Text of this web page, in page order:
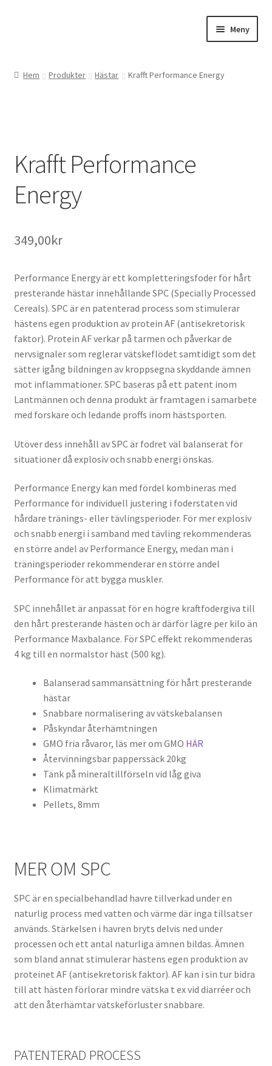
Meny
Kontakta oss
Hem Produkter Hästar Krafft Performance Energy
Krafft Performance
Energy
349,00kr
Performance Energy är ett kompletteringsfoder för hårt
presterande hästar innehållande SPC (Specially Processed
Cereals). SPC är en patenterad process som stimulerar
hästens egen produktion av protein AF (antisekretorisk
faktor). Protein AF verkar på tarmen och påverkar de
nervsignaler som reglerar vätskeflödet samtidigt som det
sätter igång bildningen av kroppsegna skyddande ämnen
mot inflammationer. SPC baseras på ett patent inom
Lantmännen och denna produkt är framtagen i samarbete
med forskare och ledande proffs inom hästsporten.
Utöver dess innehåll av SPC är fodret väl balanserat för
situationer då explosiv och snabb energi önskas.
Performance Energy kan med fördel kombineras med
Performance för individuell justering i foderstaten vid
hårdare tränings- eller tävlingsperioder. För mer explosiv
och snabb energi i samband med tävling rekommenderas
en större andel av Performance Energy, medan man i
träningsperioder rekommenderar en större andel
Performance för att bygga muskler.
SPC innehållet är anpassat för en högre kraftfodergiva till
den hårt presterande hästen och är därför lägre per kilo än
Performance Maxbalance. För SPC effekt rekommenderas
4 kg till en normalstor häst (500 kg).
Balanserad sammansättning för hårt presterande
hästar
Snabbare normalisering av vätskebalansen
Påskyndar återhämtningen
GMO fria råvaror, läs mer om GMO HÄR
Återvinningsbar papperssäck 20kg
Tänk på mineraltillförseln vid låg giva
Klimatmärkt
Pellets, 8mm
MER OM SPC
SPC är en specialbehandlad havre tillverkad under en
naturlig process med vatten och värme där inga tillsatser
används. Stärkelsen i havren bryts delvis ned under
processen och ett antal naturliga ämnen bildas. Ämnen
som bland annat stimulerar hästens egen produktion av
proteinet AF (antisekretorisk faktor). AF kan i sin tur bidra
till att hästen förlorar mindre vätska t ex vid diarréer och
att den återhämtar vätskeförluster snabbare.
PATENTERAD PROCESS